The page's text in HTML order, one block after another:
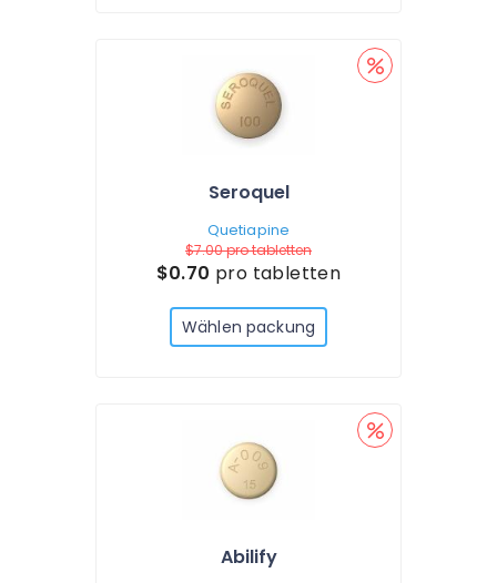
Seroquel
Quetiapine
$7.00pro tabletten
$0.70 pro tabletten
Wählen packung
Abilify